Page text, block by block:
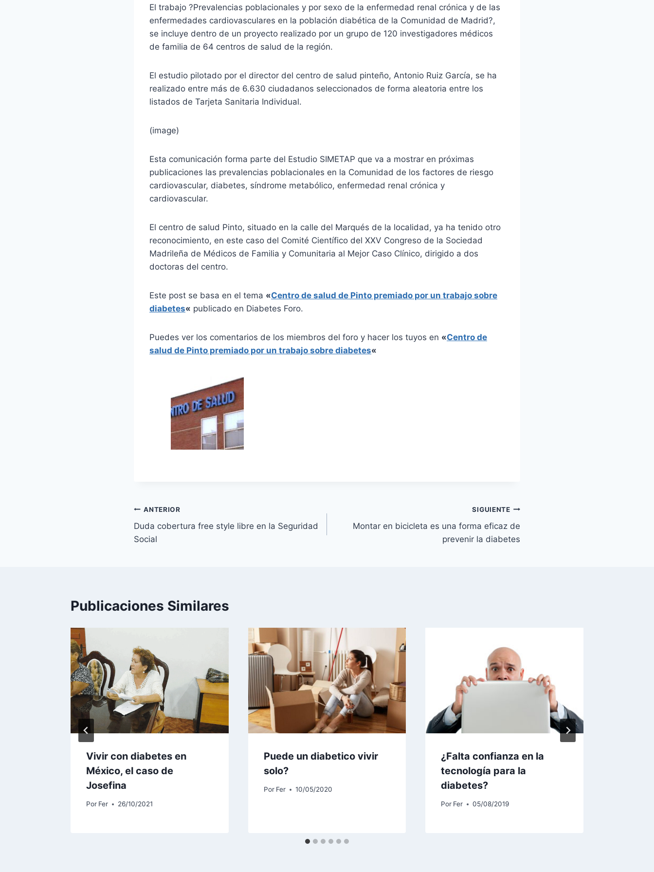
El trabajo ?Prevalencias poblacionales y por sexo de la enfermedad renal crónica y de las
enfermedades cardiovasculares en la población diabética de la Comunidad de Madrid?,
se incluye dentro de un proyecto realizado por un grupo de 120 investigadores médicos
de familia de 64 centros de salud de la región.
El estudio pilotado por el director del centro de salud pinteño, Antonio Ruiz García, se ha
realizado entre más de 6.630 ciudadanos seleccionados de forma aleatoria entre los
listados de Tarjeta Sanitaria Individual.
(image)
Esta comunicación forma parte del Estudio SIMETAP que va a mostrar en próximas
publicaciones las prevalencias poblacionales en la Comunidad de los factores de riesgo
cardiovascular, diabetes, síndrome metabólico, enfermedad renal crónica y
cardiovascular.
El centro de salud Pinto, situado en la calle del Marqués de la localidad, ya ha tenido otro
reconocimiento, en este caso del Comité Científico del XXV Congreso de la Sociedad
Madrileña de Médicos de Familia y Comunitaria al Mejor Caso Clínico, dirigido a dos
doctoras del centro.
Este post se basa en el tema «Centro de salud de Pinto premiado por un trabajo sobre
diabetes« publicado en Diabetes Foro.
Puedes ver los comentarios de los miembros del foro y hacer los tuyos en «Centro de
salud de Pinto premiado por un trabajo sobre diabetes«
Navegación
de
ANTERIOR
Duda cobertura free style libre en la Seguridad
Social
SIGUIENTE
Montar en bicicleta es una forma eficaz de
prevenir la diabetes
Publicaciones Similares
Vivir con diabetes en
México, el caso de
Josefina
Por Fer 26/10/2021
Puede un diabetico vivir
solo?
Por Fer 10/05/2020
¿Falta confianza en la
tecnología para la
diabetes?
Por Fer 05/08/2019